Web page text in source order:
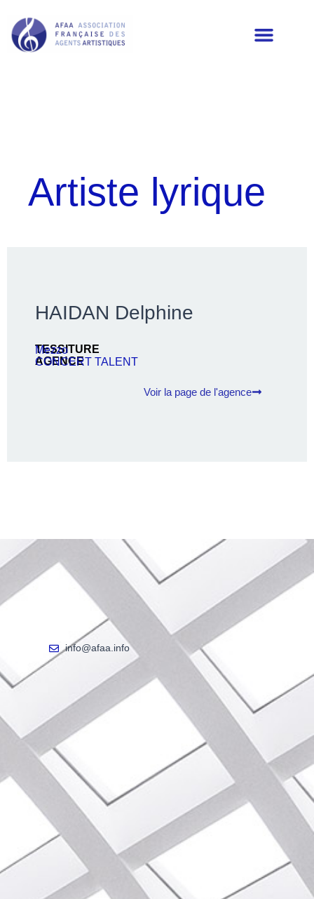
Artiste lyrique
HAIDAN Delphine
TESSITURE
Mezzo
AGENCE
CONCERT TALENT
Voir la page de l'agence
info@afaa.info